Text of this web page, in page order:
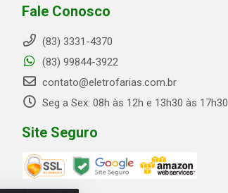
Fale Conosco
(83) 3331-4370
(83) 99844-3922
contato@eletrofarias.com.br
Seg a Sex: 08h às 12h e 13h30 às 17h30
Site Seguro